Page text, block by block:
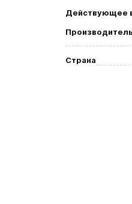
Действующее
Производитель
Страна